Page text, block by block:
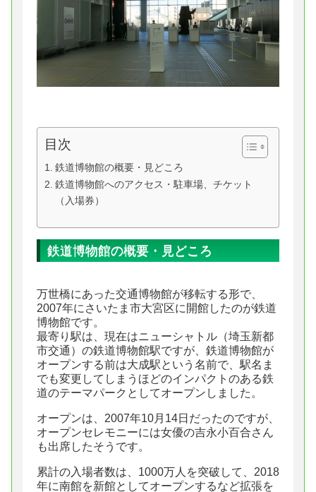
目次
鉄道博物館の概要・見どころ
鉄道博物館へのアクセス・駐車場、チケット
（入場券）
鉄道博物館の概要・見どころ
万世橋にあった交通博物館が移転する形で、
2007年にさいたま市大宮区に開館したのが鉄道
博物館です。
最寄り駅は、現在はニューシャトル（埼玉新都
市交通）の鉄道博物館駅ですが、鉄道博物館が
オープンする前は大成駅という名前で、駅名ま
でも変更してしまうほどのインパクトのある鉄
道のテーマパークとしてオープンしました。
オープンは、2007年10月14日だったのですが、
オープンセレモニーには女優の吉永小百合さん
も出席したそうです。
累計の入場者数は、1000万人を突破して、2018
年に南館を新館としてオープンするなど拡張を